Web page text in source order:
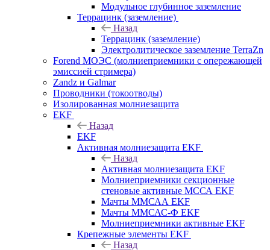
Модульное глубинное заземление
Террацинк (заземление)
Назад
Террацинк (заземление)
Электролитическое заземление TerraZn
Forend МОЭС (молниеприемники с опережающей
эмиссией стримера)
Zandz и Galmar
Проводники (токоотводы)
Изолированная молниезащита
EKF
Назад
EKF
Активная молниезащита EKF
Назад
Активная молниезащита EKF
Молниеприемники секционные
стеновые активные МССА EKF
Мачты ММСАА EKF
Мачты ММСАС-Ф EKF
Молниеприемники активные EKF
Крепежные элементы EKF
Назад